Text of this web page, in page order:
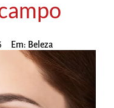
Em: Beleza